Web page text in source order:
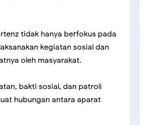
tidak hanya berfokus pada
kegiatan sosial dan
oleh masyarakat.
bakti sosial, dan patroli
hubungan antara aparat